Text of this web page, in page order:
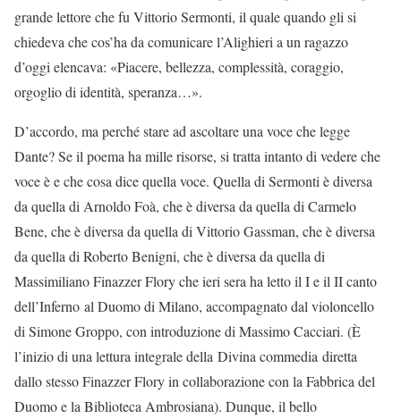
grande lettore che fu Vittorio Sermonti, il quale quando gli si
chiedeva che cos’ha da comunicare l’Alighieri a un ragazzo
d’oggi elencava: «Piacere, bellezza, complessità, coraggio,
orgoglio di identità, speranza…».
D’accordo, ma perché stare ad ascoltare una voce che legge
Dante? Se il poema ha mille risorse, si tratta intanto di vedere che
voce è e che cosa dice quella voce. Quella di Sermonti è diversa
da quella di Arnoldo Foà, che è diversa da quella di Carmelo
Bene, che è diversa da quella di Vittorio Gassman, che è diversa
da quella di Roberto Benigni, che è diversa da quella di
Massimiliano Finazzer Flory che ieri sera ha letto il I e il II canto
dell’Inferno al Duomo di Milano, accompagnato dal violoncello
di Simone Groppo, con introduzione di Massimo Cacciari. (È
l’inizio di una lettura integrale della Divina commedia diretta
dallo stesso Finazzer Flory in collaborazione con la Fabbrica del
Duomo e la Biblioteca Ambrosiana). Dunque, il bello